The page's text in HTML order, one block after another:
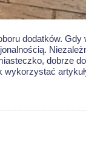
dodatków. Gdy
dobrze
wykorzystać